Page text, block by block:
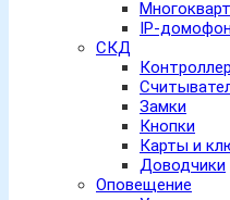
IP-
СКД
Замки
Кнопки
Карты и
Доводчики
Оповещение